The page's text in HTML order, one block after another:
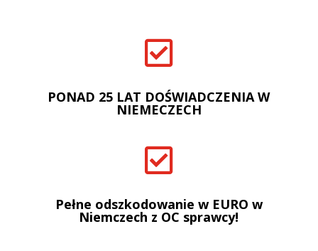

PONAD 25 LAT DOŚWIADCZENIA W
NIEMECZECH

Pełne odszkodowanie w EURO w
Niemczech z OC sprawcy!